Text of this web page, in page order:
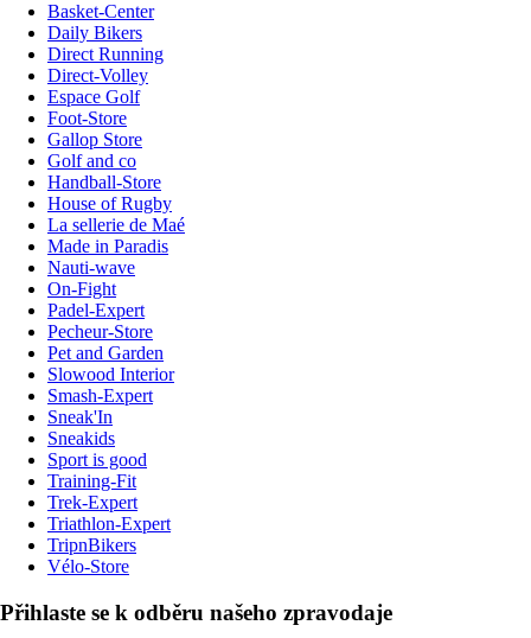
Basket-Center
Daily Bikers
Direct Running
Direct-Volley
Espace Golf
Foot-Store
Gallop Store
Golf and co
Handball-Store
House of Rugby
La sellerie de Maé
Made in Paradis
Nauti-wave
On-Fight
Padel-Expert
Pecheur-Store
Pet and Garden
Slowood Interior
Smash-Expert
Sneak'In
Sneakids
Sport is good
Training-Fit
Trek-Expert
Triathlon-Expert
TripnBikers
Vélo-Store
Přihlaste se k odběru našeho zpravodaje